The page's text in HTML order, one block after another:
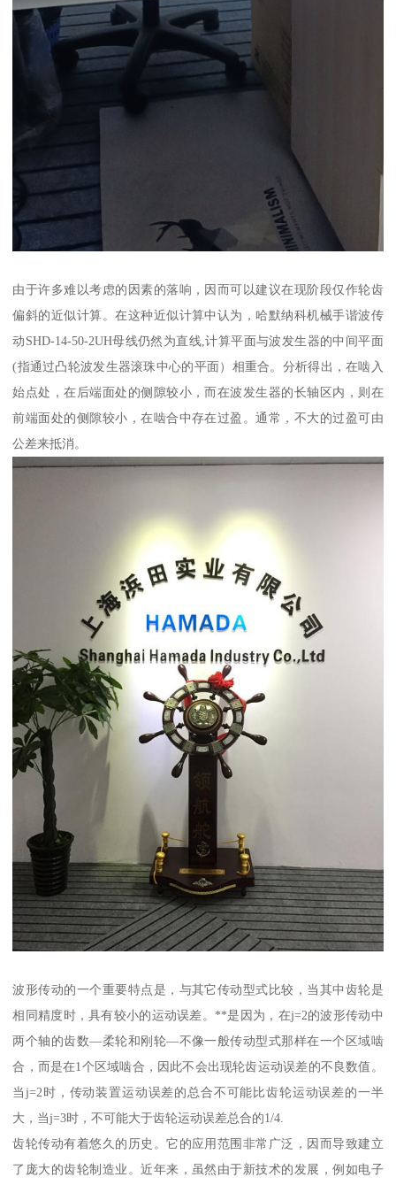
由于许多难以考虑的因素的落响，因而可以建议在现阶段仅作轮齿
偏斜的近似计算。在这种近似计算中认为，哈默纳科机械手谐波传
动SHD-14-50-2UH母线仍然为直线,计算平面与波发生器的中间平面
(指通过凸轮波发生器滚珠中心的平面）相重合。分析得出，在啮入
始点处，在后端面处的侧隙较小，而在波发生器的长轴区内，则在
前端面处的侧隙较小，在啮合中存在过盈。通常，不大的过盈可由
公差来抵消。
波形传动的一个重要特点是，与其它传动型式比较，当其中齿轮是
相同精度时，具有较小的运动误差。**是因为，在j=2的波形传动中
两个轴的齿数—柔轮和刚轮—不像一般传动型式那样在一个区域啮
合，而是在1个区域啮合，因此不会出现轮齿运动误差的不良数值。
当j=2时，传动装置运动误差的总合不可能比齿轮运动误差的一半
大，当j=3时，不可能大于齿轮运动误差总合的1/4.
齿轮传动有着悠久的历史。它的应用范围非常广泛，因而导致建立
了庞大的齿轮制造业。近年来，虽然由于新技术的发展，例如电子